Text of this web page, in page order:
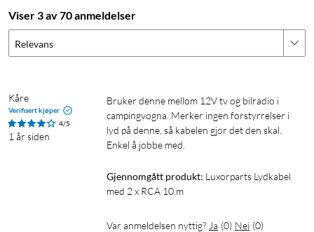
Viser 3 av 70 anmeldelser
Relevans
Kåre
Verifisert kjøper
4/5
1 år siden
Bruker denne mellom 12V tv og bilradio i
campingvogna. Merker ingen forstyrrelser i
lyd på denne, så kabelen gjør det den skal.
Enkel å jobbe med.
Gjennomgått produkt: Luxorparts Lydkabel
med 2 x RCA 10 m
Var anmeldelsen nyttig? Ja (0) Nei (0)